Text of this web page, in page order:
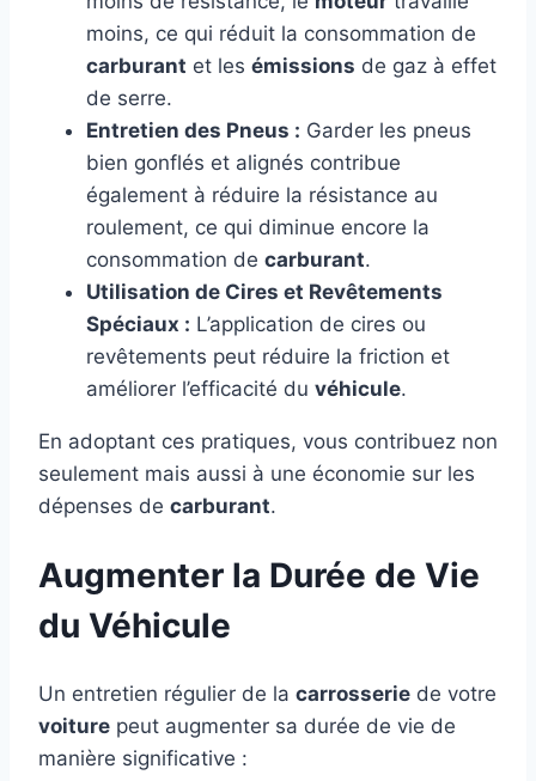
moins, ce qui réduit la consommation de
carburant et les émissions de gaz à effet
de serre.
Entretien des Pneus : Garder les pneus
bien gonflés et alignés contribue
également à réduire la résistance au
roulement, ce qui diminue encore la
consommation de carburant.
Utilisation de Cires et Revêtements
Spéciaux : L’application de cires ou
revêtements peut réduire la friction et
améliorer l’efficacité du véhicule.
En adoptant ces pratiques, vous contribuez non
seulement mais aussi à une économie sur les
dépenses de carburant.
Augmenter la Durée de Vie
du Véhicule
Un entretien régulier de la carrosserie de votre
voiture peut augmenter sa durée de vie de
manière significative :